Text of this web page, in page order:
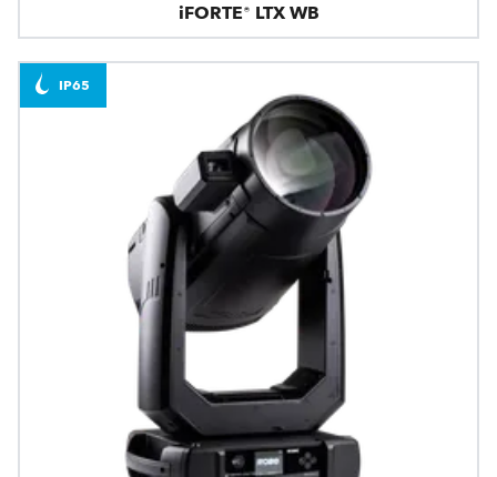
iFORTE® LTX WB
IP65